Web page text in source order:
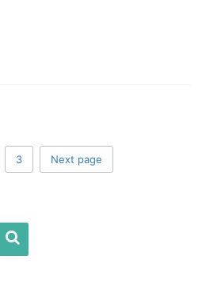
3 Next page